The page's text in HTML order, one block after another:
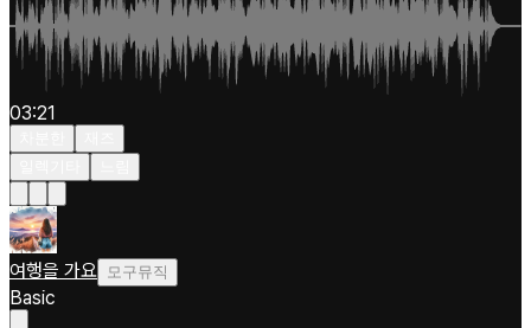
03:21
여행을 가요 모구뮤직
Basic